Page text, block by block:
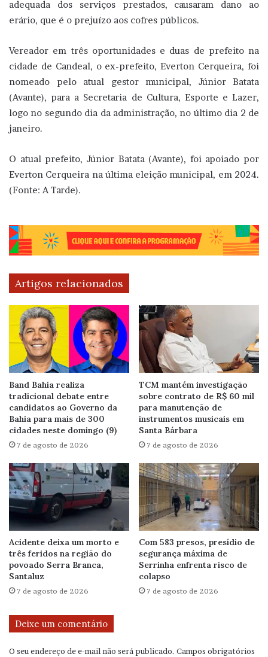
adequada dos serviços prestados, causaram dano ao
erário, que é o prejuízo aos cofres públicos.
Vereador em três oportunidades e duas de prefeito na
cidade de Candeal, o ex-prefeito, Everton Cerqueira, foi
nomeado pelo atual gestor municipal, Júnior Batata
(Avante), para a Secretaria de Cultura, Esporte e Lazer,
logo no segundo dia da administração, no último dia 2 de
janeiro.
O atual prefeito, Júnior Batata (Avante), foi apoiado por
Everton Cerqueira na última eleição municipal, em 2024.
(Fonte: A Tarde).
Artigos relacionados
Band Bahia realiza
tradicional debate entre
candidatos ao Governo da
Bahia para mais de 300
cidades neste domingo (9)
7 de agosto de 2026
TCM mantém investigação
sobre contrato de R$ 60 mil
para manutenção de
instrumentos musicais em
Santa Bárbara
7 de agosto de 2026
Acidente deixa um morto e
três feridos na região do
povoado Serra Branca,
Santaluz
7 de agosto de 2026
Com 583 presos, presídio de
segurança máxima de
Serrinha enfrenta risco de
colapso
7 de agosto de 2026
Deixe um comentário
O seu endereço de e-mail não será publicado. Campos obrigatórios